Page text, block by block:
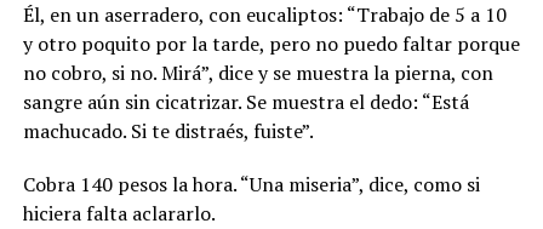
Él, en un aserradero, con eucaliptos: “Trabajo de 5 a 10
y otro poquito por la tarde, pero no puedo faltar porque
no cobro, si no. Mirá”, dice y se muestra la pierna, con
sangre aún sin cicatrizar. Se muestra el dedo: “Está
machucado. Si te distraés, fuiste”.
Cobra 140 pesos la hora. “Una miseria”, dice, como si
hiciera falta aclararlo.